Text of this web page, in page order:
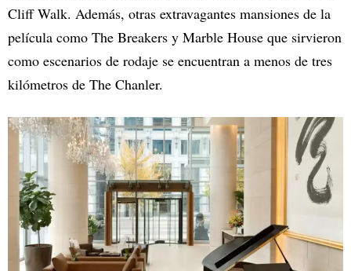
Cliff Walk. Además, otras extravagantes mansiones de la
película como The Breakers y Marble House que sirvieron
como escenarios de rodaje se encuentran a menos de tres
kilómetros de The Chanler.